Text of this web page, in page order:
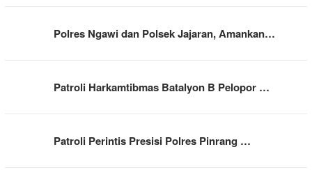
Polres Ngawi dan Polsek Jajaran, Amankan…
Patroli Harkamtibmas Batalyon B Pelopor …
Patroli Perintis Presisi Polres Pinrang …